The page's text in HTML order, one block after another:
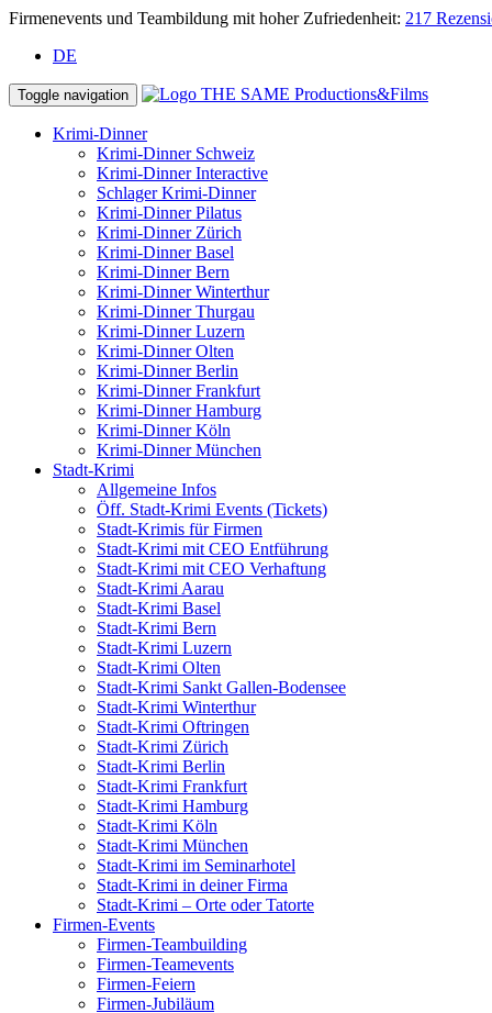
Firmenevents und Teambildung mit hoher Zufriedenheit: 217
DE
Toggle navigation
Krimi-Dinner
Krimi-Dinner Schweiz
Krimi-Dinner Interactive
Schlager Krimi-Dinner
Krimi-Dinner Pilatus
Krimi-Dinner Zürich
Krimi-Dinner Basel
Krimi-Dinner Bern
Krimi-Dinner Winterthur
Krimi-Dinner Thurgau
Krimi-Dinner Luzern
Krimi-Dinner Olten
Krimi-Dinner Berlin
Krimi-Dinner Frankfurt
Krimi-Dinner Hamburg
Krimi-Dinner Köln
Krimi-Dinner München
Stadt-Krimi
Allgemeine Infos
Öff. Stadt-Krimi Events (Tickets)
Stadt-Krimis für Firmen
Stadt-Krimi mit CEO Entführung
Stadt-Krimi mit CEO Verhaftung
Stadt-Krimi Aarau
Stadt-Krimi Basel
Stadt-Krimi Bern
Stadt-Krimi Luzern
Stadt-Krimi Olten
Stadt-Krimi Sankt Gallen-Bodensee
Stadt-Krimi Winterthur
Stadt-Krimi Oftringen
Stadt-Krimi Zürich
Stadt-Krimi Berlin
Stadt-Krimi Frankfurt
Stadt-Krimi Hamburg
Stadt-Krimi Köln
Stadt-Krimi München
Stadt-Krimi im Seminarhotel
Stadt-Krimi in deiner Firma
Stadt-Krimi – Orte oder Tatorte
Firmen-Events
Firmen-Teambuilding
Firmen-Teamevents
Firmen-Feiern
Firmen-Jubiläum